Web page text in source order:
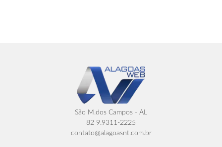
São M.dos Campos - AL
82 9.9311-2225
contato@alagoasnt.com.br